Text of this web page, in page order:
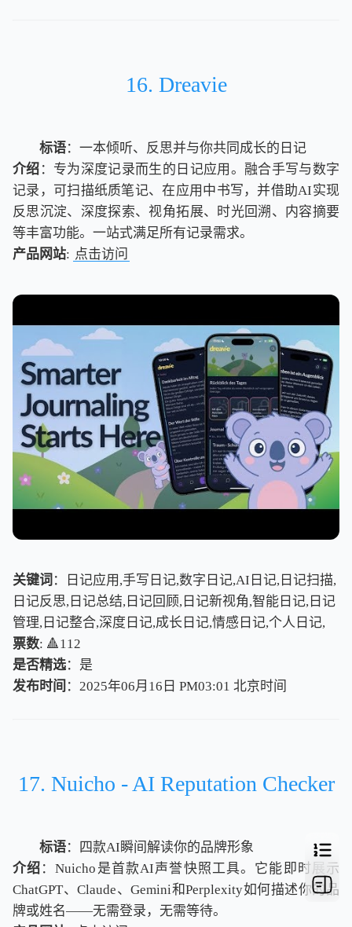
16. Dreavie
标语：一本倾听、反思并与你共同成长的日记
介绍 ：专为深度记录而生的日记应用。融合手写与数字
记录，可扫描纸质笔记、在应用中书写，并借助AI实现
反思沉淀、深度探索、视角拓展、时光回溯、内容摘要
等丰富功能。一站式满足所有记录需求。
产品网站: 点击访问
关键词 ：日记应用,手写日记,数字日记,AI日记,日记扫描,
日记反思,日记总结,日记回顾,日记新视角,智能日记,日记
管理,日记整合,深度日记,成长日记,情感日记,个人日记,
票数: 🔺112
是否精选：是
发布时间 ：2025年06月16日 PM03:01 北京时间
北京时间
17. Nuicho - AI Reputation Checker
标语：四款AI瞬间解读你的品牌形象
介绍 ：Nuicho是首款AI声誉快照工具。它能即时展示
ChatGPT、Claude、Gemini和Perplexity如何描述你的品
牌或姓名——无需登录，无需等待。